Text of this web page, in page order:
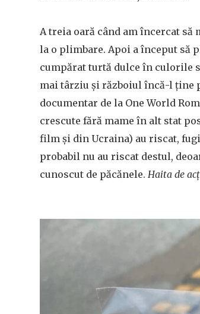
A treia oară când am încercat să
la o plimbare. Apoi a început să
cumpărat turtă dulce în culorile
mai târziu și războiul încă-l ține
documentar de la One World
crescute fără mame în alt stat
film și din Ucraina) au riscat,
probabil nu au riscat destul,
cunoscut de păcănele. Haita de